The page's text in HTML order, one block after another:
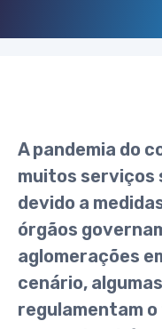
A pandemia do
muitos serviços
devido a
órgãos
aglomerações
cenário,
regulamentam